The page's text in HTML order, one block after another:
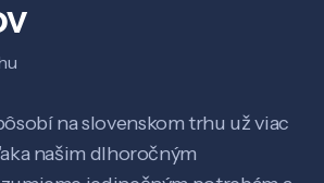
Know-how
na slovenskom trhu už viac
našim dlhoročným